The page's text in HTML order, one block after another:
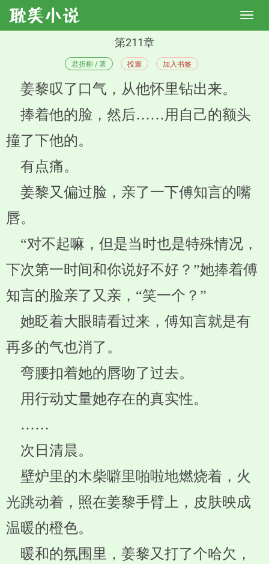
第211章
君折柳 / 著 投票 加入书签
姜黎叹了口气，从他怀里钻出来。
捧着他的脸，然后……用自己的额头
撞了下他的。
有点痛。
姜黎又偏过脸，亲了一下傅知言的嘴
唇。
“对不起嘛，但是当时也是特殊情况，
下次第一时间和你说好不好？”她捧着傅
知言的脸亲了又亲，“笑一个？”
她眨着大眼睛看过来，傅知言就是有
再多的气也消了。
弯腰扣着她的唇吻了过去。
用行动丈量她存在的真实性。
……
次日清晨。
壁炉里的木柴噼里啪啦地燃烧着，火
光跳动着，照在姜黎手臂上，皮肤映成
温暖的橙色。
暖和的氛围里，姜黎又打了个哈欠，